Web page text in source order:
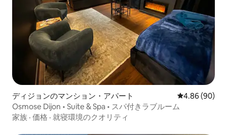
ディジョンのマンション・アパート レビュー90件
4.86 (90)
Osmose Dijon • Suite & Spa • スパ付きラブルーム
家族 · 価格 · 就寝環境のクオリティ